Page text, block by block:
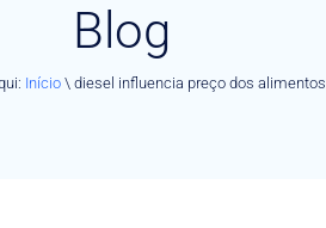
Blog
Início \ diesel influencia preço dos alimentos